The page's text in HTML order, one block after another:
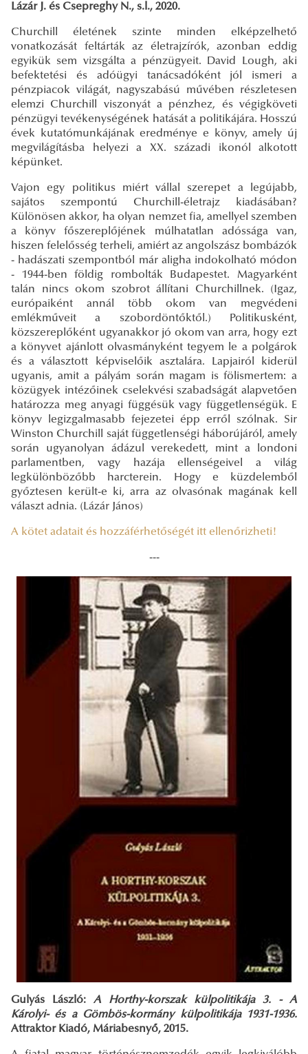
Lázár J. és Csepreghy N., s.l., 2020.
Churchill életének szinte minden elképzelhető
vonatkozását feltárták az életrajzírók, azonban eddig
egyikük sem vizsgálta a pénzügyeit. David Lough, aki
befektetési és adóügyi tanácsadóként jól ismeri a
pénzpiacok világát, nagyszabású művében részletesen
elemzi Churchill viszonyát a pénzhez, és végigköveti
pénzügyi tevékenységének hatását a politikájára. Hosszú
évek kutatómunkájának eredménye e könyv, amely új
megvilágításba helyezi a XX. századi ikonól alkotott
képünket.
Vajon egy politikus miért vállal szerepet a legújabb,
sajátos szempontú Churchill-életrajz kiadásában?
Különösen akkor, ha olyan nemzet fia, amellyel szemben
a könyv főszereplőjének múlhatatlan adóssága van,
hiszen felelősség terheli, amiért az angolszász bombázók
- hadászati szempontból már aligha indokolható módon
- 1944-ben földig rombolták Budapestet. Magyarként
talán nincs okom szobrot állítani Churchillnek. (Igaz,
európaiként annál több okom van megvédeni
emlékműveit a szobordöntőktől.) Politikusként,
közszereplőként ugyanakkor jó okom van arra, hogy ezt
a könyvet ajánlott olvasmányként tegyem le a polgárok
és a választott képviselőik asztalára. Lapjairól kiderül
ugyanis, amit a pályám során magam is fölismertem: a
közügyek intézőinek cselekvési szabadságát alapvetően
határozza meg anyagi függésük vagy függetlenségük. E
könyv legizgalmasabb fejezetei épp erről szólnak. Sir
Winston Churchill saját függetlenségi háborújáról, amely
során ugyanolyan ádázul verekedett, mint a londoni
parlamentben, vagy hazája ellenségeivel a világ
legkülönbözőbb harcterein. Hogy e küzdelemből
győztesen került-e ki, arra az olvasónak magának kell
választ adnia. (Lázár János)
A kötet adatait és hozzáférhetőségét itt ellenőrizheti!
---
Gulyás László: A Horthy-korszak külpolitikája 3. - A
Károlyi- és a Gömbös-kormány külpolitikája 1931-1936.
Attraktor Kiadó, Máriabesnyő, 2015.